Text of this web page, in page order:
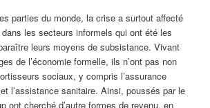
parties du monde, la crise a surtout affecté
les secteurs informels qui ont été les
leurs moyens de subsistance. Vivant
de l’économie formelle, ils n’ont pas non
sociaux, y compris l’assurance
l’assistance sanitaire. Ainsi, poussés par le
ont cherché d’autre formes de revenu, en